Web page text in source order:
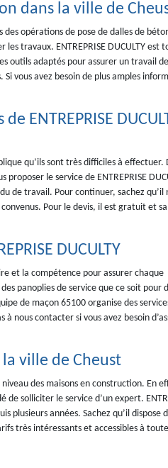
dans la ville de
opérations de pose de dalles de
travaux. ENTREPRISE DUCULTY est
outils adaptés pour assurer un travail
vous avez besoin de plus amples
ENTREPRISE
qu’ils sont très difficiles à effectuer.
le service de ENTREPRISE
de travail. Pour continuer, sachez qu’il
Pour le devis, il est gratuit et
DUCULTY
et la compétence pour assurer chaque
panoplies de service que ce soit pour
de maçon 65100 organise des
nous contacter si vous avez besoin
ville de Cheust
des maisons en construction. En
solliciter le service d’un expert.
plusieurs années. Sachez qu’il dispose
très intéressants et accessibles à